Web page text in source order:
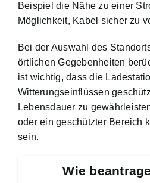
Beispiel die Nähe zu einer
Möglichkeit, Kabel sicher zu
Bei der Auswahl des
örtlichen Gegebenheiten
ist wichtig, dass die
Witterungseinflüssen
Lebensdauer zu
oder ein geschützter Bereich
sein.
Wie